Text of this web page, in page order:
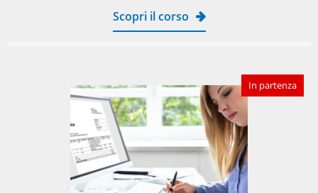
Scopri il corso
In partenza